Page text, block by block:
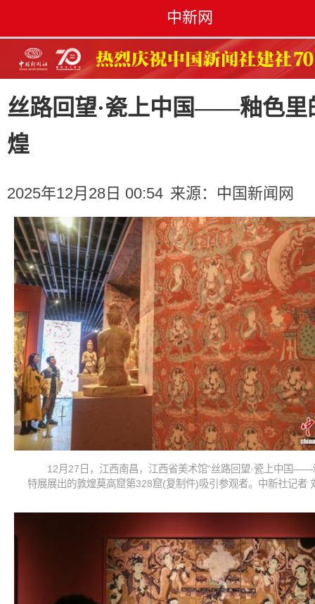
中新网
丝路回望·瓷上中国——釉色里
煌
2025年12月28日 00:54 来源： 中国新闻网
12月27日，江西南昌，江西省美术馆“丝路回望·瓷上中国——
特展展出的敦煌莫高窟第328窟(复制件)吸引参观者。中新社记者